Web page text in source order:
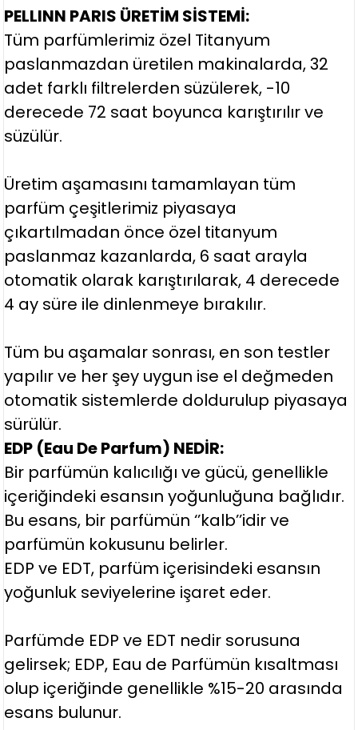
PELLINN PARIS ÜRETİM SİSTEMİ:
Tüm parfümlerimiz özel Titanyum
paslanmazdan üretilen makinalarda, 32
adet farklı filtrelerden süzülerek, -10
derecede 72 saat boyunca karıştırılır ve
süzülür.
Üretim aşamasını tamamlayan tüm
parfüm çeşitlerimiz piyasaya
çıkartılmadan önce özel titanyum
paslanmaz kazanlarda, 6 saat arayla
otomatik olarak karıştırılarak, 4 derecede
4 ay süre ile dinlenmeye bırakılır.
Tüm bu aşamalar sonrası, en son testler
yapılır ve her şey uygun ise el değmeden
otomatik sistemlerde doldurulup piyasaya
sürülür.
EDP (Eau De Parfum) NEDİR:
Bir parfümün kalıcılığı ve gücü, genellikle
içeriğindeki esansın yoğunluğuna bağlıdır.
Bu esans, bir parfümün ‘’kalb’’idir ve
parfümün kokusunu belirler.
EDP ve EDT, parfüm içerisindeki esansın
yoğunluk seviyelerine işaret eder.
Parfümde EDP ve EDT nedir sorusuna
gelirsek; EDP, Eau de Parfümün kısaltması
olup içeriğinde genellikle %15-20 arasında
esans bulunur.